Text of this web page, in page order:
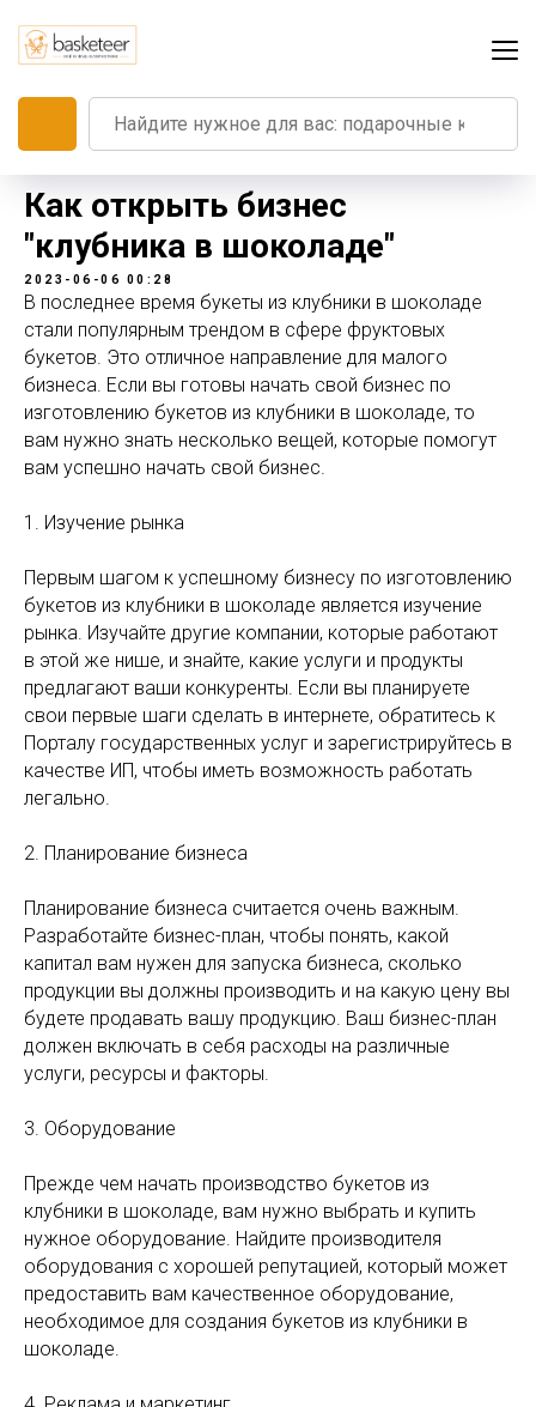
Как открыть бизнес
"клубника в шоколаде"
2023-06-06 00:28
В последнее время букеты из клубники в шоколаде
стали популярным трендом в сфере фруктовых
букетов. Это отличное направление для малого
бизнеса. Если вы готовы начать свой бизнес по
изготовлению букетов из клубники в шоколаде, то
вам нужно знать несколько вещей, которые помогут
вам успешно начать свой бизнес.
1. Изучение рынка
Первым шагом к успешному бизнесу по изготовлению
букетов из клубники в шоколаде является изучение
рынка. Изучайте другие компании, которые работают
в этой же нише, и знайте, какие услуги и продукты
предлагают ваши конкуренты. Если вы планируете
свои первые шаги сделать в интернете, обратитесь к
Порталу государственных услуг и зарегистрируйтесь в
качестве ИП, чтобы иметь возможность работать
легально.
2. Планирование бизнеса
Планирование бизнеса считается очень важным.
Разработайте бизнес-план, чтобы понять, какой
капитал вам нужен для запуска бизнеса, сколько
продукции вы должны производить и на какую цену вы
будете продавать вашу продукцию. Ваш бизнес-план
должен включать в себя расходы на различные
услуги, ресурсы и факторы.
3. Оборудование
Прежде чем начать производство букетов из
клубники в шоколаде, вам нужно выбрать и купить
нужное оборудование. Найдите производителя
оборудования с хорошей репутацией, который может
предоставить вам качественное оборудование,
необходимое для создания букетов из клубники в
шоколаде.